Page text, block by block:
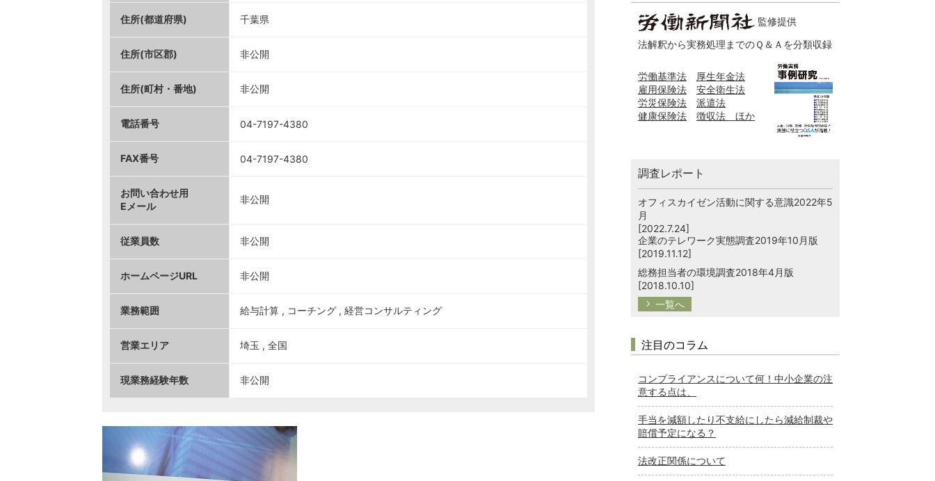
住所(都道府県) 千葉県
住所(市区郡) 非公開
住所(町村・番地) 非公開
電話番号 04-7197-4380
FAX番号 04-7197-4380
お問い合わせ用
Eメール
非公開
従業員数 非公開
ホームページURL 非公開
業務範囲 給与計算 , コーチング , 経営コンサルティング
営業エリア 埼玉 , 全国
現業務経験年数 非公開
監修提供
法解釈から実務処理までのＱ＆Ａを分類収録
労働基準法
厚生年金法
雇用保険法
安全衛生法
労災保険法
派遣法
健康保険法
徴収法 ほか
調査レポート
オフィスカイゼン活動に関する意識2022年5
月
[2022.7.24]
企業のテレワーク実態調査2019年10月版
[2019.11.12]
総務担当者の環境調査2018年4月版
[2018.10.10]
一覧へ
注目のコラム
コンプライアンスについて何！中小企業の注
意する点は、
手当を減額したり不支給にしたら減給制裁や
賠償予定になる？
法改正関係について